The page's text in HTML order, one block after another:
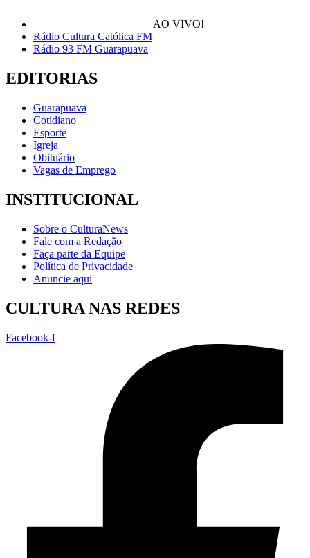
AO VIVO!
Rádio Cultura Católica FM
Rádio 93 FM Guarapuava
EDITORIAS
Guarapuava
Cotidiano
Esporte
Igreja
Obituário
Vagas de Emprego
INSTITUCIONAL
Sobre o CulturaNews
Fale com a Redação
Faça parte da Equipe
Política de Privacidade
Anuncie aqui
CULTURA NAS REDES
Facebook-f